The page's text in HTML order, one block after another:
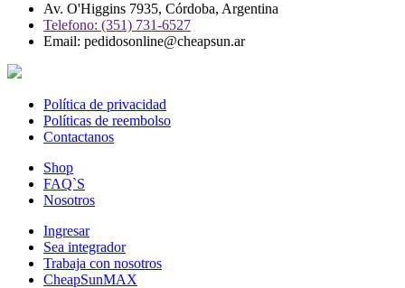
Av. O'Higgins 7935, Córdoba, Argentina
Telefono: (351) 731-6527
Email: pedidosonline@cheapsun.ar
Política de privacidad
Políticas de reembolso
Contactanos
Shop
FAQ`S
Nosotros
Ingresar
Sea integrador
Trabaja con nosotros
CheapSunMAX